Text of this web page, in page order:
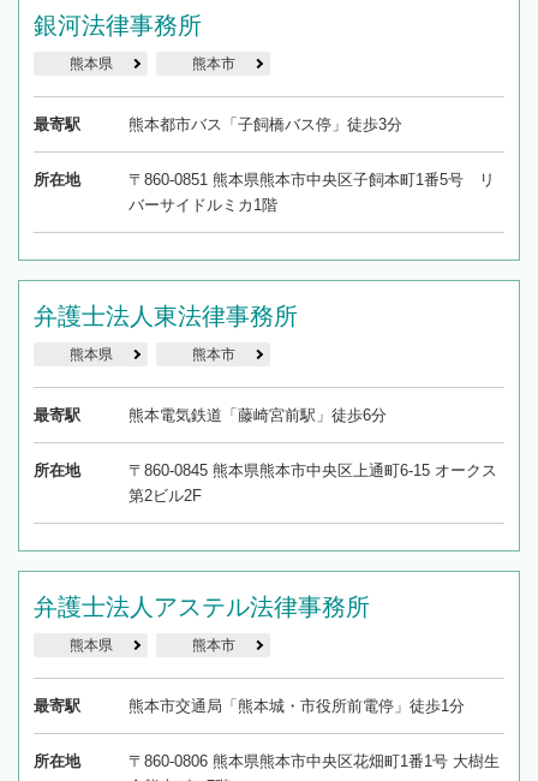
銀河法律事務所
熊本県 熊本市
最寄駅 熊本都市バス「子飼橋バス停」徒歩3分
所在地
〒860-0851 熊本県熊本市中央区子飼本町1番5号 リ
バーサイドルミカ1階
弁護士法人東法律事務所
熊本県 熊本市
最寄駅 熊本電気鉄道「藤崎宮前駅」徒歩6分
所在地
〒860-0845 熊本県熊本市中央区上通町6-15 オークス
第2ビル2F
弁護士法人アステル法律事務所
熊本県 熊本市
最寄駅 熊本市交通局「熊本城・市役所前電停」徒歩1分
所在地
〒860-0806 熊本県熊本市中央区花畑町1番1号 大樹生